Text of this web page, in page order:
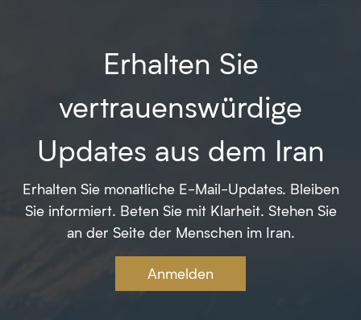
Erhalten Sie
vertrauenswürdige
Updates aus dem Iran
Erhalten Sie monatliche E-Mail-Updates. Bleiben
Sie informiert. Beten Sie mit Klarheit. Stehen Sie
an der Seite der Menschen im Iran.
Anmelden